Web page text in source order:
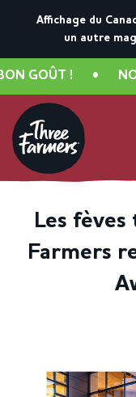
Affichage du
un autre
GOÛT !
Les
Farmers